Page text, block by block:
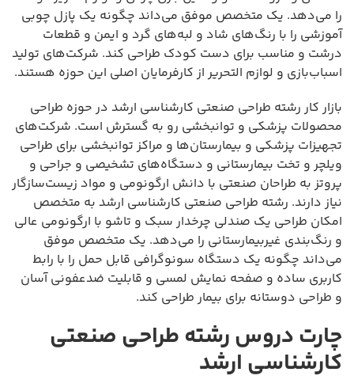
را می‌دهد. یک متخصص موفق می‌داند چگونه یک پازل چوبی
آموزشی را با رنگ‌های شاد و لبه‌های گرد و ایمن و قطعات
درشت و مناسب برای دست کودک طراحی کند. شرکت‌های تولید
اسباب‌بازی و لوازم التحریر از کارفرمایان اصلی این حوزه هستند.
بازار کار رشته طراحی صنعتی کارشناسی ارشد در حوزه طراحی
محصولات پزشکی و توانبخشی رو به گسترش است. شرکت‌های
تجهیزات پزشکی و بیمارستان‌ها و مراکز توانبخشی برای طراحی
ویلچر و تخت بیمارستانی و دستگاه‌های تشخیصی و جراحی و
پروتز به طراحان صنعتی با دانش ارگونومی و مواد زیست‌سازگار
نیاز دارند. رشته طراحی صنعتی کارشناسی ارشد به متخصص
امکان طراحی یک صندلی چرخدار سبک و تاشو با ارگونومی عالی
و رنگ‌بندی غیربیمارستانی را می‌دهد. یک متخصص موفق
می‌داند چگونه یک دستگاه سونوگرافی قابل حمل را با رابط
کاربری ساده و صفحه نمایش لمسی و قابلیت ضدعفونی آسان
و طراحی دوستانه برای بیمار طراحی کند.
چارت دروس رشته طراحی صنعتی
کارشناسی ارشد